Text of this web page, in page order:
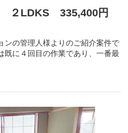
２LDKS 335,400円
ンの管理人様よりのご紹介案件で
既に４回目の作業であり、一番最